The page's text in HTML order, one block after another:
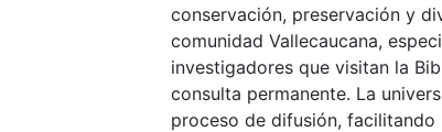
conservación, preservación y
comunidad Vallecaucana,
investigadores que visitan la
consulta permanente. La
proceso de difusión,